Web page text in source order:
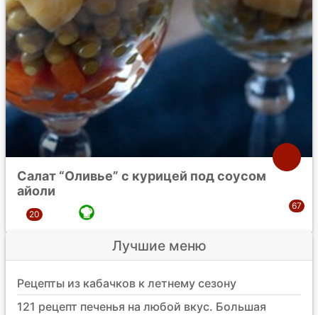
Салат “Оливье” с курицей под соусом
айоли
Лучшие меню
Рецепты из кабачков к летнему сезону
121 рецепт печенья на любой вкус. Большая